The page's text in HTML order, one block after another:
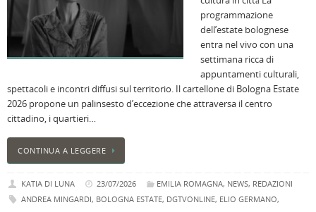
programmazione
dell’estate bolognese
entra nel vivo con una
settimana ricca di
appuntamenti culturali,
spettacoli e incontri diffusi sul territorio. Il cartellone di Bologna Estate
2026 propone un palinsesto d’eccezione che attraversa il centro
cittadino, i quartieri…
CONTINUA A LEGGERE
ANDREA MINGARDI, BOLOGNA ESTATE,DGTVONLINE,ELIO GERMANO,
KATIA DI LUNA,MARCELLO DE GIORGIO, PAOLA CORTELLESI